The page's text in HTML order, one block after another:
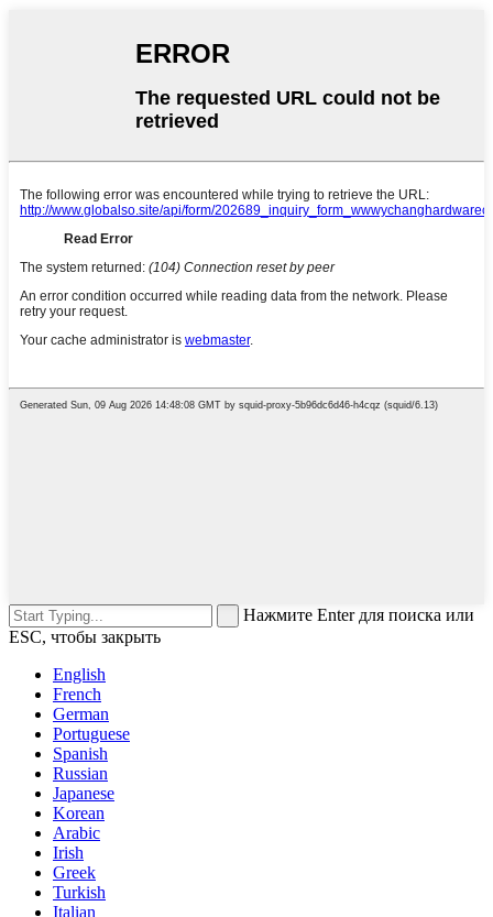
Нажмите Enter для поиска или
ESC, чтобы закрыть
English
French
German
Portuguese
Spanish
Russian
Japanese
Korean
Arabic
Irish
Greek
Turkish
Italian